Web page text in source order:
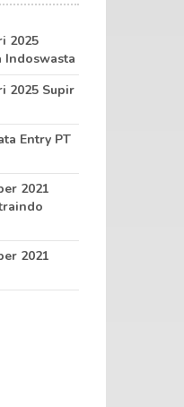
2025
Indoswasta
2025 Supir
Entry PT
2021
2021